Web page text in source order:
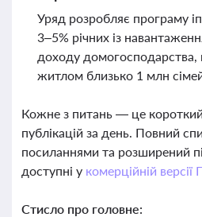
Уряд розробляє програму
3–5% річних із
доходу
житлом близько 1 млн
Кожне з питань — це короткий
публікацій за день. Повний
посиланнями та розширений
доступні у комерційній
Стисло про головне: